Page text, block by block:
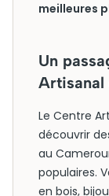
meilleures
Un
Artisanal
Le Centre
découvrir
au
populaires.
en bois,